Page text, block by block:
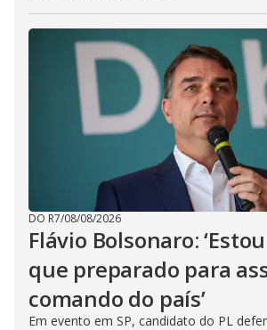
DO R7/08/08/2026
Flávio Bolsonaro:
que preparado para
comando do país’
Em evento em SP, candidato do PL